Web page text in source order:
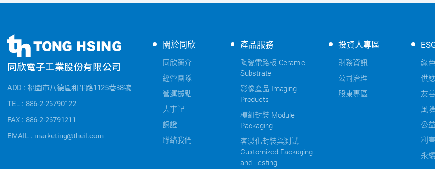
同
欣
電
公
司
訊
同欣電子工業股份有限公司
ADD : 桃園市八德區和平路1125巷88號
TEL : 886-2-26790122
FAX : 886-2-26791211
EMAIL : marketing@theil.com
同
關於同欣
同欣簡介
經營團隊
營運據點
大事記
認證
聯絡我們
產品服務
陶瓷電路板 Ceramic
Substrate
影像產品 Imaging
Products
模組封裝 Module
Packaging
客製化封裝與測試
Customized Packaging
and Testing
投資人專區
財務資訊
公司治理
股東專區
綠
供
友
風
公
利
永